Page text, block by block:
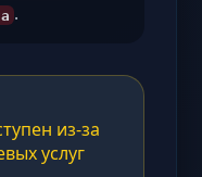
.
из-за
услуг